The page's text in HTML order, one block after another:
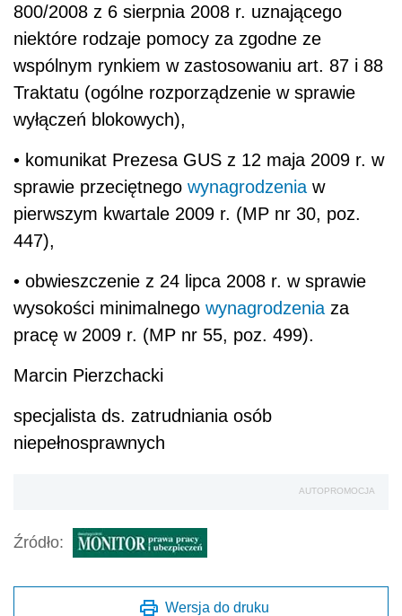
800/2008 z 6 sierpnia 2008 r. uznającego
niektóre rodzaje pomocy za zgodne ze
wspólnym rynkiem w zastosowaniu art. 87 i 88
Traktatu (ogólne rozporządzenie w sprawie
wyłączeń blokowych),
• komunikat Prezesa GUS z 12 maja 2009 r. w
sprawie przeciętnego wynagrodzenia w
pierwszym kwartale 2009 r. (MP nr 30, poz.
447),
• obwieszczenie z 24 lipca 2008 r. w sprawie
wysokości minimalnego wynagrodzenia za
pracę w 2009 r. (MP nr 55, poz. 499).
Marcin Pierzchacki
specjalista ds. zatrudniania osób
niepełnosprawnych
AUTOPROMOCJA
Źródło:
Wersja do druku